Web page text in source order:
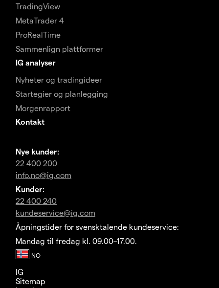
TradingView
MetaTrader 4
ProRealTime
Sammenlign plattformer
IG analyser
Nyheter og tradingideer
Startegier og planlegging
Morgenrapport
Kontakt
Nye kunder:
22 400 200
info.no@ig.com
Kunder:
22 400 240
kundeservice@ig.com
Åpningstider for svensktalende kundeservice:
Mandag til fredag kl. 09.00–17.00.
IG
Sitemap